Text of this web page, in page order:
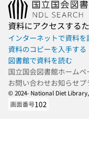
資料にアクセスする
インターネットで資料を
資料のコピーを入手する
図書館で資料を読む
国立国会図書館ホームペ
お問い合わせお知らせ
© 2024- National Diet
画面番号102